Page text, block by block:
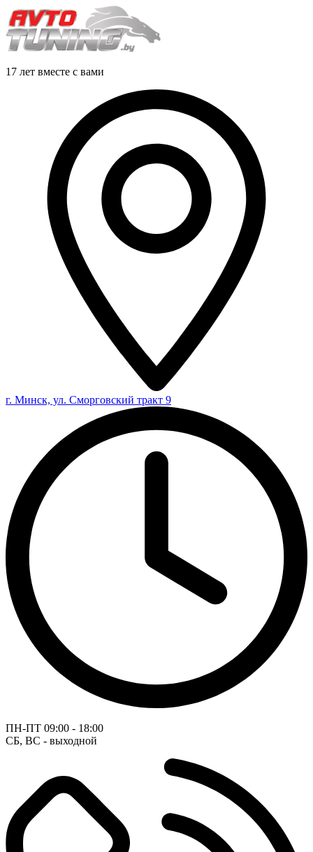
17 лет вместе с вами
г. Минск, ул. Сморговский тракт 9
ПН-ПТ 09:00 - 18:00
СБ, ВС - выходной